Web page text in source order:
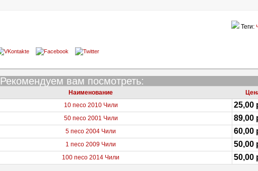
Теги:
Рекомендуем вам посмотреть:
Наименование
10 песо 2010 Чили
25,00
50 песо 2001 Чили 89,00
5 песо 2004 Чили 60,00
1 песо 2009 Чили 50,00
100 песо 2014 Чили 50,00